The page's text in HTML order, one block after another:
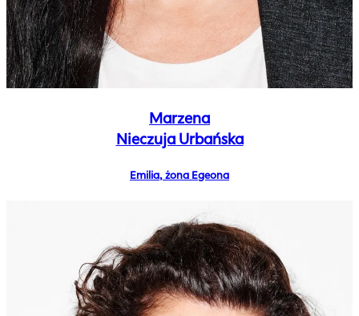
Marzena
Nieczuja Urbańska
Emilia, żona Egeona